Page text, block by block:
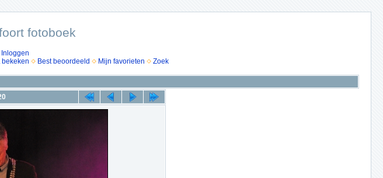
fotoboek
Inloggen
bekeken Best beoordeeld Mijn favorieten Zoek